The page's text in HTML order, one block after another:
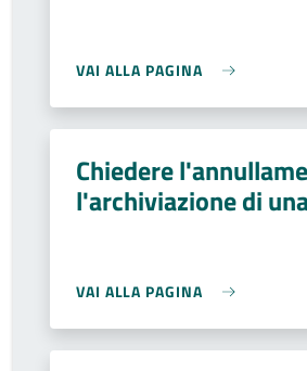
VAI ALLA PAGINA
Chiedere
l'archiviazione di
VAI ALLA PAGINA